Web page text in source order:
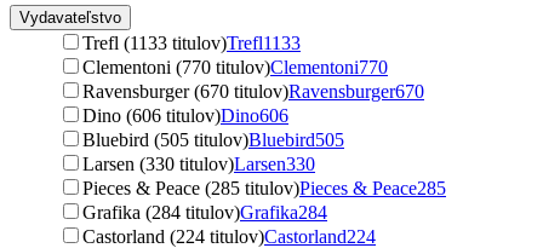
Vydavateľstvo
Trefl (1133 titulov)Trefl1133
Clementoni (770 titulov)Clementoni770
Ravensburger (670 titulov)Ravensburger670
Dino (606 titulov)Dino606
Bluebird (505 titulov)Bluebird505
Larsen (330 titulov)Larsen330
Pieces & Peace (285 titulov)Pieces & Peace285
Grafika (284 titulov)Grafika284
Castorland (224 titulov)Castorland224